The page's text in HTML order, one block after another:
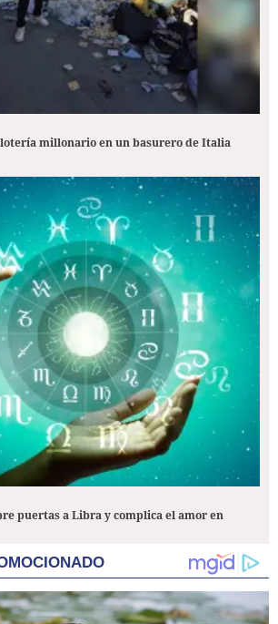
millonario en un basurero de Italia
puertas a Libra y complica el amor en